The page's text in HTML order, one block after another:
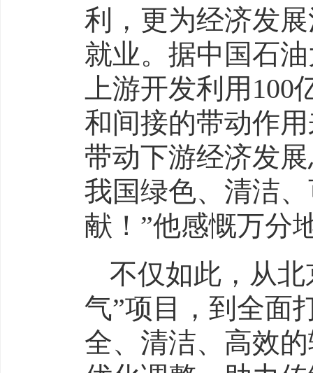
利，更为经济发
就业。据中国石
上游开发利用100
和间接的带动作
带动下游经济发
我国绿色、清洁
献！”他感慨万分
不仅如此，从北
气”项目，到全面
全、清洁、高效